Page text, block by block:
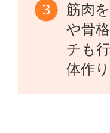
筋肉
や骨
チも
体作り